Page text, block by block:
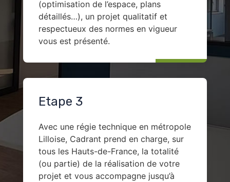
(optimisation de l’espace, plans
détaillés…), un projet qualitatif et
respectueux des normes en vigueur
vous est présenté.
Etape 3
Avec une régie technique en métropole
Lilloise, Cadrant prend en charge, sur
tous les Hauts-de-France, la totalité
(ou partie) de la réalisation de votre
projet et vous accompagne jusqu’à